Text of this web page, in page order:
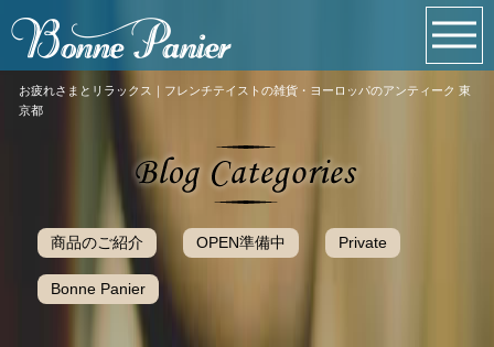
お疲れさまとリラックス｜フレンチテイストの雑貨・ヨーロッパのアンティーク 東
京都
商品のご紹介 OPEN準備中 Private
Bonne Panier